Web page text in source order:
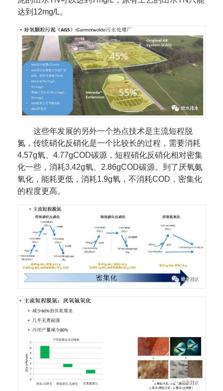
达到12mg/L。
这些年发展的另外一个热点技术是主流短程脱
氮，传统硝化反硝化是一个比较长的过程，需要消耗
4.57g氧、4.77gCOD碳源，短程硝化反硝化相对密集
化一些，消耗3.42g氧、2.86gCOD碳源。到了厌氧氨
氧化，能耗更低，消耗1.9g氧，不消耗COD，密集化
的程度更高。